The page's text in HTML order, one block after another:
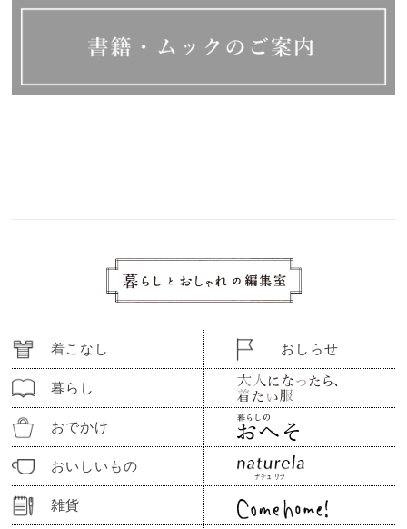
着こなし
暮らし
おでかけ
おいしいもの
雑貨
おしらせ